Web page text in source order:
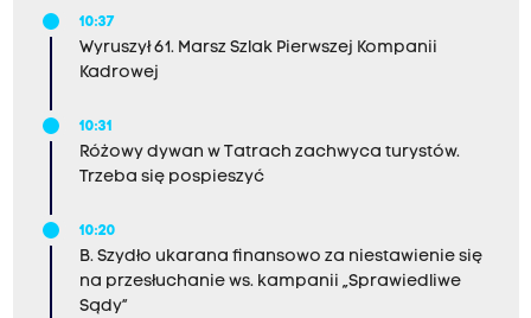
10:37
Wyruszył 61. Marsz Szlak Pierwszej Kompanii
Kadrowej
10:31
Różowy dywan w Tatrach zachwyca turystów.
Trzeba się pospieszyć
10:20
B. Szydło ukarana finansowo za niestawienie się
na przesłuchanie ws. kampanii „Sprawiedliwe
Sądy”